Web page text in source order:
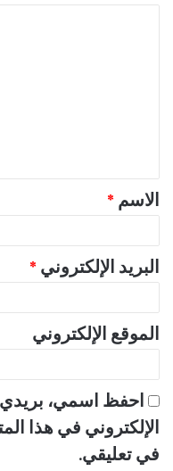
ق
*
الاسم *
البريد الإلكتروني *
الموقع الإلكتروني
احفظ اسمي، بريدي
الإلكتروني في هذا
في تعليقي.